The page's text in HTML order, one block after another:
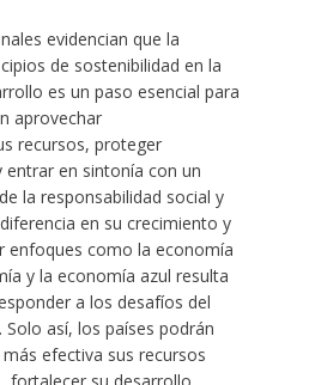
evidencian que la
de sostenibilidad en la
es un paso esencial para
aprovechar
recursos, proteger
en sintonía con un
la responsabilidad social y
en su crecimiento y
enfoques como la economía
y la economía azul resulta
a los desafíos del
así, los países podrán
efectiva sus recursos